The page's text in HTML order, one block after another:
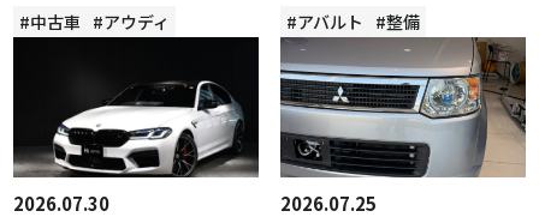
#中古車 #アウディ #アバルト #整備
2026.07.30
2026.07.25